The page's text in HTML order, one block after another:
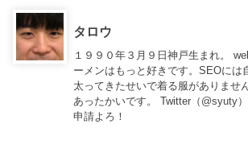
タロウ
１９９０年３月９日神戸生まれ。
ーメンはもっと好きです。SEOには
太ってきたせいで着る服がありませ
あったかいです。 Twitter（ @syuty
申請よろ！